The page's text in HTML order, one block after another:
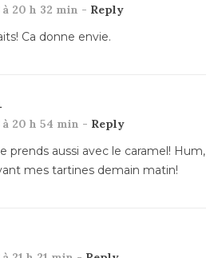
20 h 32 min - Reply
Ca donne envie.
20 h 54 min - Reply
prends aussi avec le caramel! Hum,
mes tartines demain matin!